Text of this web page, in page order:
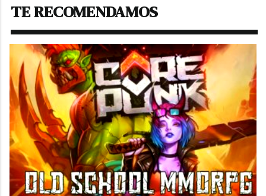
TE RECOMENDAMOS